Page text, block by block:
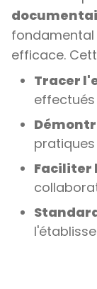
fondamental
efficace.
Tracer
Faciliter